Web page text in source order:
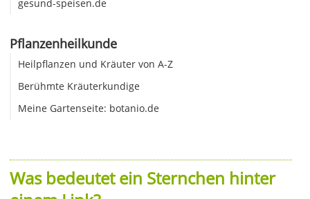
gesund-speisen.de
Pflanzenheilkunde
Heilpflanzen und Kräuter von A-Z
Berühmte Kräuterkundige
Meine Gartenseite: botanio.de
Was bedeutet ein Sternchen hinter